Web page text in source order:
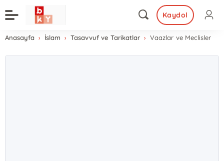
Kaydol
Anasayfa İslam Tasavvuf ve Tarikatlar Vaazlar ve Meclisler